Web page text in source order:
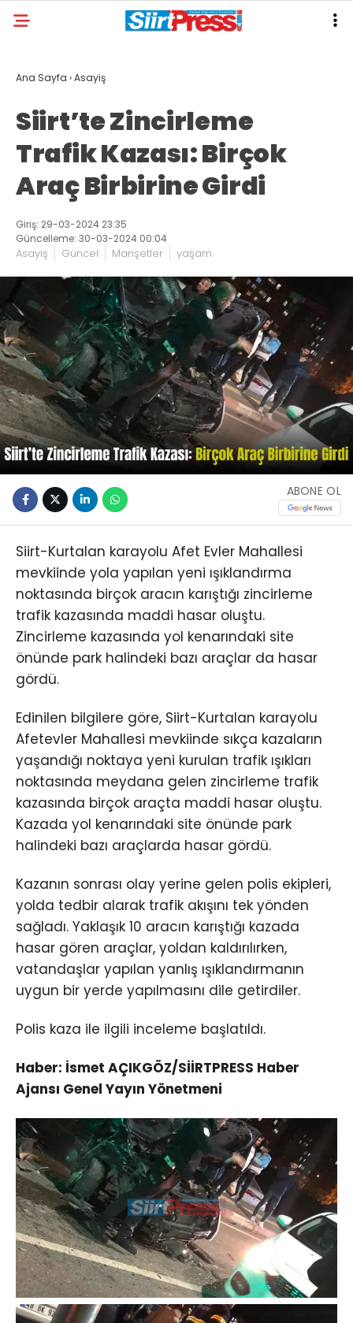
Ana Sayfa ›Asayiş
Siirt’te Zincirleme
Trafik Kazası: Birçok
Araç Birbirine Girdi
Giriş: 29-03-2024 23:35
Güncelleme: 30-03-2024 00:04
Asayiş Güncel Manşetler yaşam
ABONE OL
Siirt-Kurtalan karayolu Afet Evler Mahallesi
mevkiinde yola yapılan yeni ışıklandırma
noktasında birçok aracın karıştığı zincirleme
trafik kazasında maddi hasar oluştu.
Zincirleme kazasında yol kenarındaki site
önünde park halindeki bazı araçlar da hasar
gördü.
Edinilen bilgilere göre, Siirt-Kurtalan karayolu
Afetevler Mahallesi mevkiinde sıkça kazaların
yaşandığı noktaya yeni kurulan trafik ışıkları
noktasında meydana gelen zincirleme trafik
kazasında birçok araçta maddi hasar oluştu.
Kazada yol kenarındaki site önünde park
halindeki bazı araçlarda hasar gördü.
Kazanın sonrası olay yerine gelen polis ekipleri,
yolda tedbir alarak trafik akışını tek yönden
sağladı. Yaklaşık 10 aracın karıştığı kazada
hasar gören araçlar, yoldan kaldırılırken,
vatandaşlar yapılan yanlış ışıklandırmanın
uygun bir yerde yapılmasını dile getirdiler.
Polis kaza ile ilgili inceleme başlatıldı.
Haber: İsmet AÇIKGÖZ/SİİRTPRESS Haber
Ajansı Genel Yayın Yönetmeni